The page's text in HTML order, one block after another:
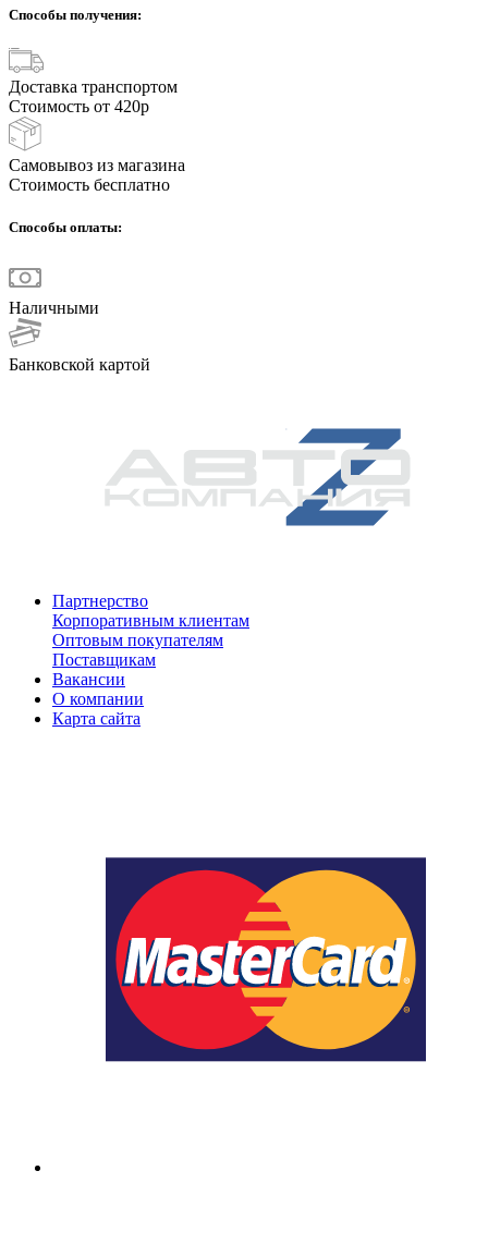
Способы получения:
Доставка транспортом
Стоимость от 420р
Самовывоз из магазина
Стоимость бесплатно
Способы оплаты:
Наличными
Банковской картой
Партнерство
Корпоративным клиентам
Оптовым покупателям
Поставщикам
Вакансии
О компании
Карта сайта